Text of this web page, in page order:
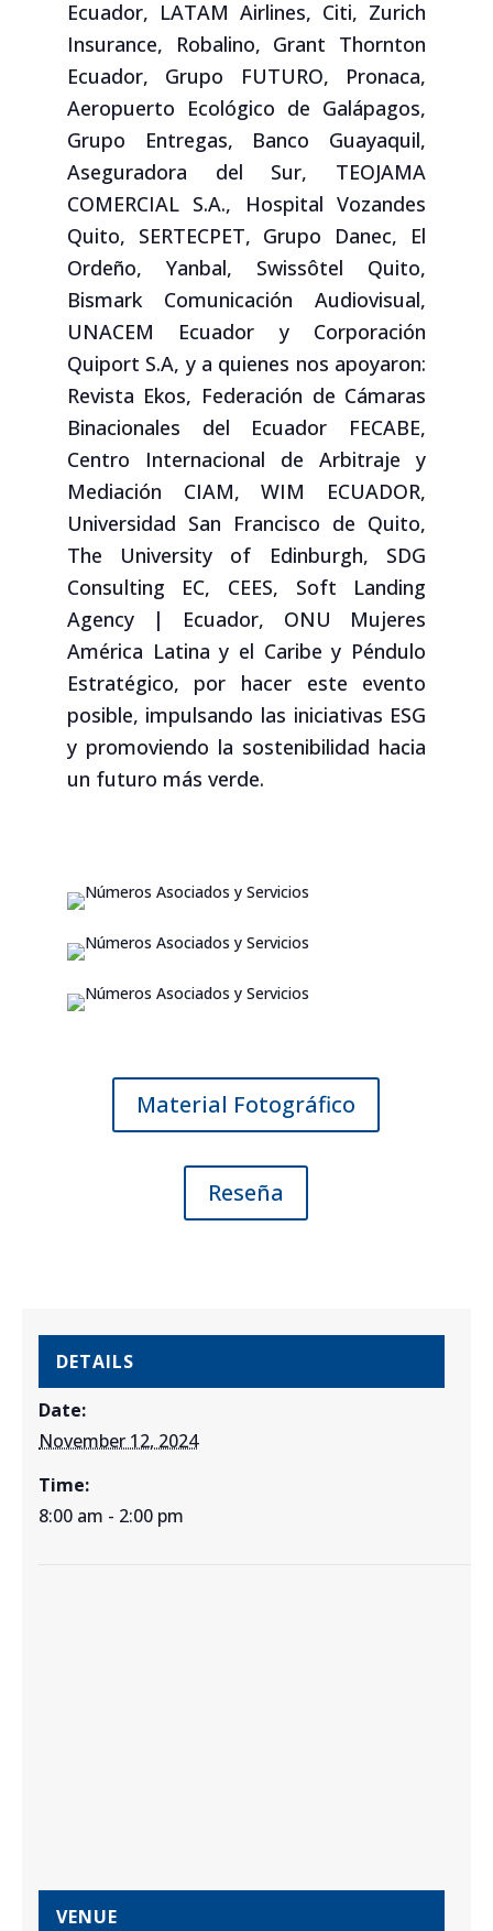
Ecuador, LATAM Airlines, Citi, Zurich
Insurance, Robalino, Grant Thornton
Ecuador, Grupo FUTURO, Pronaca,
Aeropuerto Ecológico de Galápagos,
Grupo Entregas, Banco Guayaquil,
Aseguradora del Sur, TEOJAMA
COMERCIAL S.A., Hospital Vozandes
Quito, SERTECPET, Grupo Danec, El
Ordeño, Yanbal, Swissôtel Quito,
Bismark Comunicación Audiovisual,
UNACEM Ecuador y Corporación
Quiport S.A, y a quienes nos apoyaron:
Revista Ekos, Federación de Cámaras
Binacionales del Ecuador FECABE,
Centro Internacional de Arbitraje y
Mediación CIAM, WIM ECUADOR,
Universidad San Francisco de Quito,
The University of Edinburgh, SDG
Consulting EC, CEES, Soft Landing
Agency | Ecuador, ONU Mujeres
América Latina y el Caribe y Péndulo
Estratégico, por hacer este evento
posible, impulsando las iniciativas ESG
y promoviendo la sostenibilidad hacia
un futuro más verde.
Material Fotográfico
Reseña
DETAILS
Date:
November 12, 2024
Time:
8:00 am - 2:00 pm
VENUE